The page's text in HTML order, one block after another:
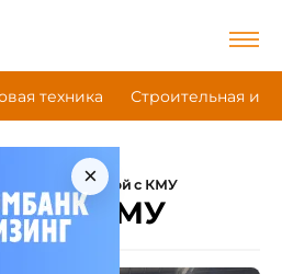
техника Строительная и
×
Бортовой с КМУ
с КМУ